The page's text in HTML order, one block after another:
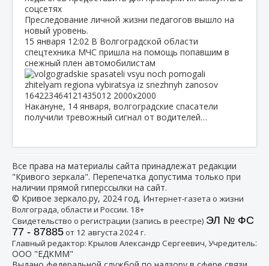
Преследование личной жизни педагогов вышло на
новый уровень.
15 января 12:02 В Волгоградской области
спецтехника МЧС пришла на помощь попавшим в
снежный плен автомобилистам
Накануне, 14 января, волгоградские спасатели
получили тревожный сигнал от водителей…
Все права на материалы сайта принадлежат редакции
"Кривого зеркала". Перепечатка допустима только при
наличии прямой гиперссылки на сайт.
© Кривое зеркало.ру, 2024 год, Интернет-газета о жизни
Волгограда, области и России. 18+
Свидетельство о регистрации (запись в реестре) ЭЛ № ФС
77 - 87885от 12 августа 2024 г.
Главный редактор: Крылов Александр Сергеевич, Учредитель:
ООО "ЕДКММ"